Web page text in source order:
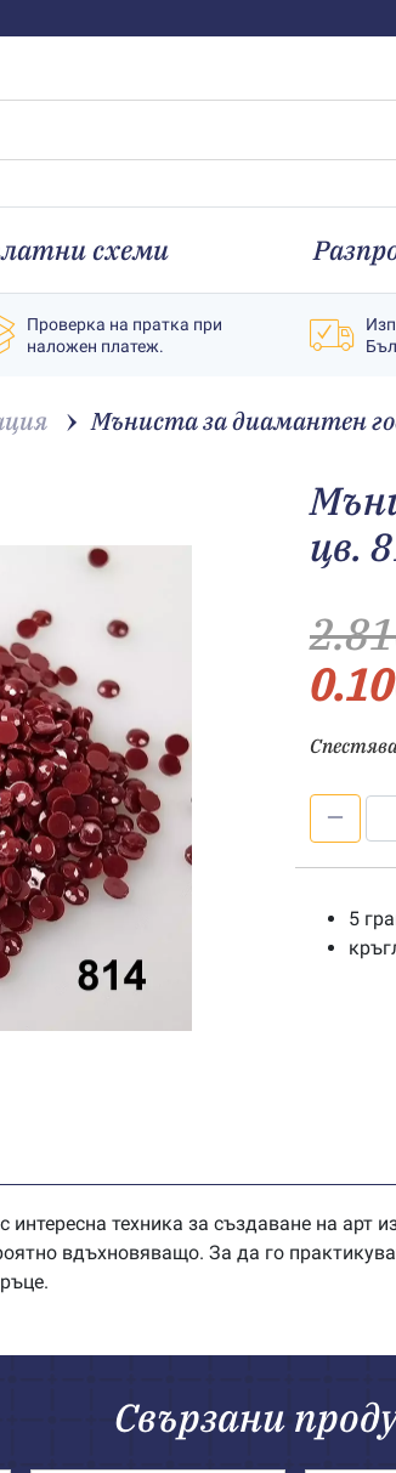
схеми
Проверка на пратка при
наложен платеж.
Мъниста за диамантен
цв.
2.81
0.10
за
5
техника за създаване на арт
вдъхновяващо. За да го
Свързани